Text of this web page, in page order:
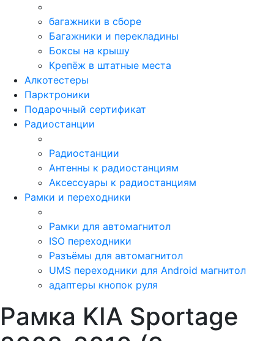
багажники в сборе
Багажники и перекладины
Боксы на крышу
Крепёж в штатные места
Алкотестеры
Парктроники
Подарочный сертификат
Радиостанции
Радиостанции
Антенны к радиостанциям
Аксессуары к радиостанциям
Рамки и переходники
Рамки для автомагнитол
ISO переходники
Разъёмы для автомагнитол
UMS переходники для Android магнитол
адаптеры кнопок руля
Рамка KIA Sportage